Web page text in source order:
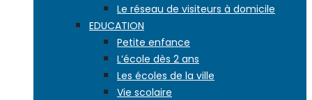
Le réseau de visiteurs à domicile
EDUCATION
Petite enfance
L’école dès 2 ans
Les écoles de la ville
Vie scolaire